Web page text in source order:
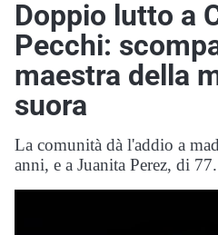
Doppio lutto a
Pecchi:
maestra della
suora
La comunità dà l'addio a
anni, e a Juanita Perez, di 77.